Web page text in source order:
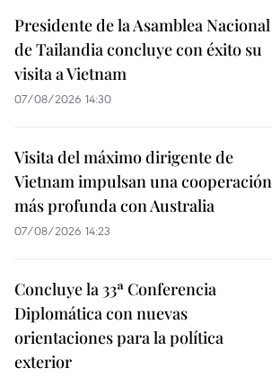
Presidente de la Asamblea Nacional
de Tailandia concluye con éxito su
visita a Vietnam
07/08/2026 14:30
Visita del máximo dirigente de
Vietnam impulsan una cooperación
más profunda con Australia
07/08/2026 14:23
Concluye la 33ª Conferencia
Diplomática con nuevas
orientaciones para la política
exterior